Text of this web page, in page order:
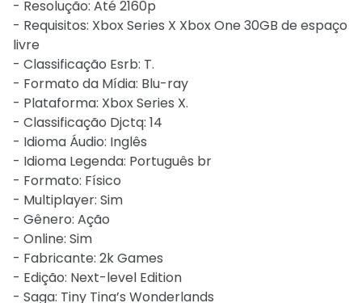
- Resolução: Até 2160p
- Requisitos: Xbox Series X Xbox One 30GB de espaço
livre
- Classificação Esrb: T.
- Formato da Mídia: Blu-ray
- Plataforma: Xbox Series X.
- Classificação Djctq: 14
- Idioma Áudio: Inglês
- Idioma Legenda: Português br
- Formato: Físico
- Multiplayer: Sim
- Gênero: Ação
- Online: Sim
- Fabricante: 2k Games
- Edição: Next-level Edition
- Saga: Tiny Tina’s Wonderlands